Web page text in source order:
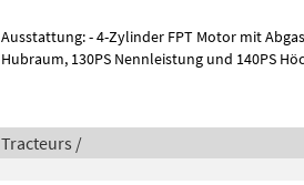
Ausstattung: - 4-Zylinder FPT Motor mit Abgasstufe V und 4, 5lt
Hubraum, 130PS Nennleistung und 140PS Höchstleistung - 180 ltr.
Tracteurs /